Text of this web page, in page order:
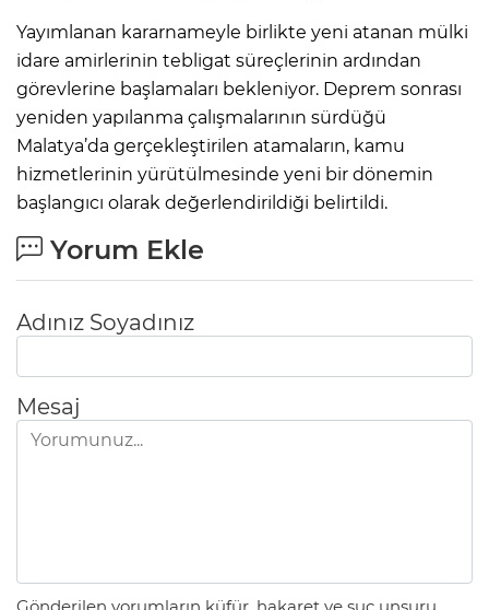
Yayımlanan kararnameyle birlikte yeni atanan mülki
idare amirlerinin tebligat süreçlerinin ardından
görevlerine başlamaları bekleniyor. Deprem sonrası
yeniden yapılanma çalışmalarının sürdüğü
Malatya’da gerçekleştirilen atamaların, kamu
hizmetlerinin yürütülmesinde yeni bir dönemin
başlangıcı olarak değerlendirildiği belirtildi.
Yorum Ekle
Adınız Soyadınız
Mesaj